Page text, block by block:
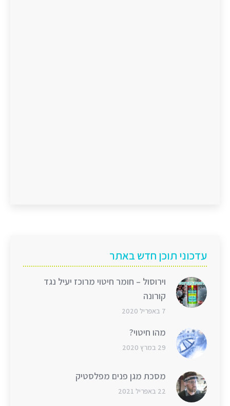
עדכוני תוכן חדש באתר
וירוסול – חומר חיטוי מרוכז יעיל נגד
קורונה
7 באפריל 2020
מהו חיטוי?
29 במרץ 2020
מסכת מגן פנים מפלסטיק
22 באפריל 2021